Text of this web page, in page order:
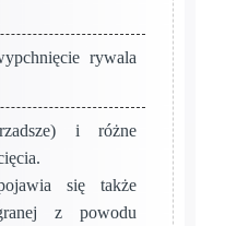
rywala
i różne
się także
z powodu